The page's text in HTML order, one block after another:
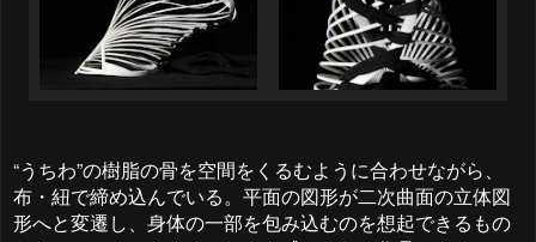
“うちわ”の樹脂の骨を空間をくるむように合わせながら、
布・紐で締め込んでいる。平面の図形が二次曲面の立体図
形へと変遷し、身体の一部を包み込むのを想起できるもの